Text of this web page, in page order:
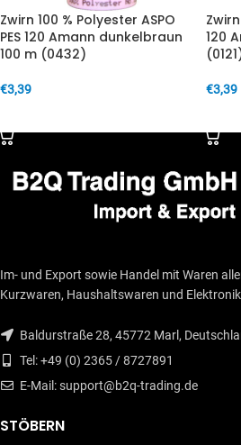
Zwirn 100 % Polyester ASPO
PES 120 Amann dunkelbraun
100 m (0432)
€3,39
120
€3,39
Im- und Export sowie Handel mit Waren
Kurzwaren, Haushaltswaren und
Baldurstraße 28, 45772 Marl,
Tel: +49 (0) 2365 / 8727891
E-Mail: support@b2q-trading.de
STÖBERN